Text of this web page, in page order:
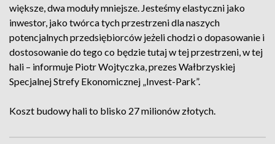
większe, dwa moduły mniejsze. Jesteśmy elastyczni jako
inwestor, jako twórca tych przestrzeni dla naszych
potencjalnych przedsiębiorców jeżeli chodzi o dopasowanie i
dostosowanie do tego co będzie tutaj w tej przestrzeni, w tej
hali – informuje Piotr Wojtyczka, prezes Wałbrzyskiej
Specjalnej Strefy Ekonomicznej „Invest-Park”.
Koszt budowy hali to blisko 27 milionów złotych.